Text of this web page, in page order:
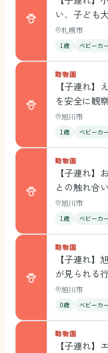
い、子ども
札幌市
1歳 ベビーカ
動物園
【子連れ】
を安全に観
旭川市
1歳 ベビーカ
動物園
【子連れ】
との触れ合
旭川市
1歳 ベビーカ
動物園
【子連れ】
が見られる
旭川市
0歳 ベビーカ
動物園
【子連れ】